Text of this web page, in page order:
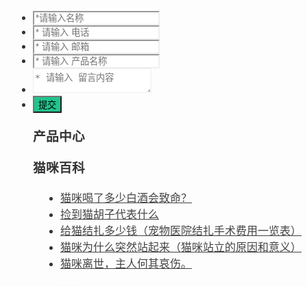
产品中心
猫咪百科
猫咪喝了多少白酒会致命？
捡到猫胡子代表什么
给猫结扎多少钱（宠物医院结扎手术费用一览表）
猫咪为什么突然站起来（猫咪站立的原因和意义）
猫咪离世，主人何其哀伤。